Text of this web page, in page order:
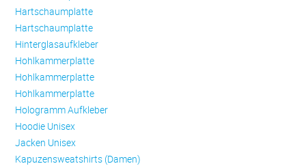
Hartschaumplatte
Hartschaumplatte
Hinterglasaufkleber
Hohlkammerplatte
Hohlkammerplatte
Hohlkammerplatte
Hologramm Aufkleber
Hoodie Unisex
Jacken Unisex
Kapuzensweatshirts (Damen)